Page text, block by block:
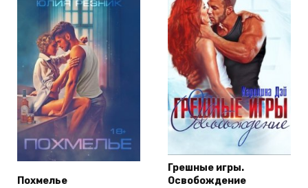
Похмелье
Грешные игры.
Освобождение